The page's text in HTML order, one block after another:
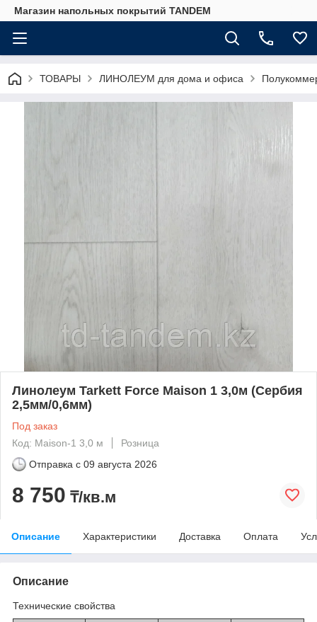
Магазин напольных покрытий TANDEM
ТОВАРЫ ЛИНОЛЕУМ для дома и офиса
Линолеум Tarkett Force Maison 1 3,0м (Сербия
2,5мм/0,6мм)
Под заказ
Код: Maison-1 3,0 м
Розница
Отправка с 09 августа 2026
8 750 ₸/кв.м
Описание Характеристики Доставка Оплата
Описание
Технические свойства